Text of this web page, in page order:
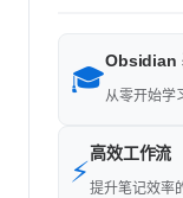
🎓
Obsidian
从零开始学
⚡
高效工作流
提升笔记效率